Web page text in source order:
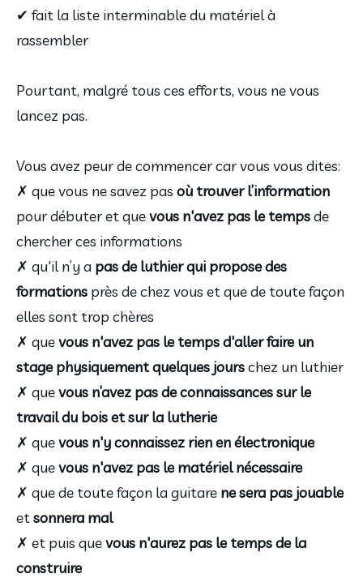
✔ fait la liste interminable du matériel à
rassembler
Pourtant, malgré tous ces efforts, vous ne vous
lancez pas.
Vous avez peur de commencer car vous vous dites:
✗ que vous ne savez pas où trouver l’information
pour débuter et quevous n'avez pas le tempsde
chercher ces informations
✗ qu'il n’y a pas de luthier qui propose des
formations près de chez vous et que de toute façon
elles sont trop chères
✗ quevous n'avez pas le temps d'aller faire un
stage physiquement quelques jourschez un luthier
✗ quevous n’avez pas de connaissances sur le
travail du bois et sur la lutherie
✗ quevous n'y connaissez rien en électronique
✗ quevous n'avez pas le matériel nécessaire
✗ que de toute façon la guitare ne sera pas jouable
etsonnera mal
✗ et puis quevous n'aurez pas le temps de la
construire